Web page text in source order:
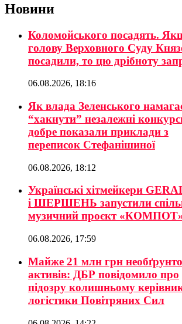
Новини
Коломойського посадять.
голову Верховного Суду
посадили, то цю дрібноту
06.08.2026, 18:16
Як влада Зеленського
“хакнути” незалежні
добре показали приклади з
переписок Стефанішиної
06.08.2026, 18:12
Українські хітмейкери
і ШЕРШЕНЬ запустили
музичний проєкт
06.08.2026, 17:59
Майже 21 млн грн
активів: ДБР повідомило про
підозру колишньому
логістики Повітряних Сил